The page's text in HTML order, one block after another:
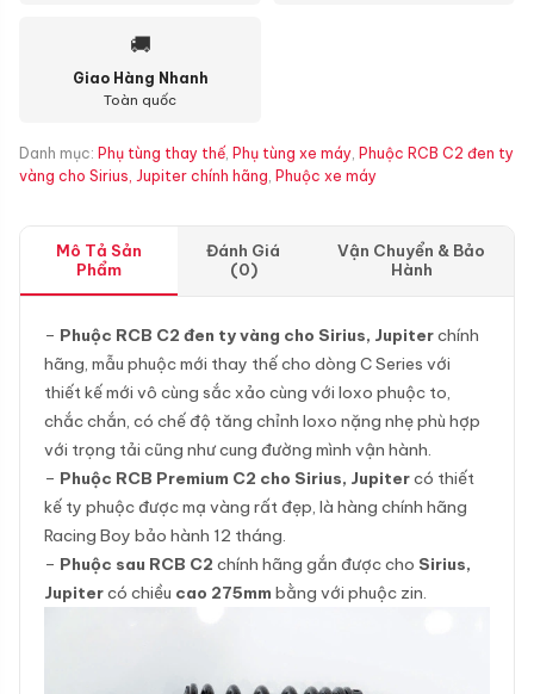
🚚
Giao Hàng Nhanh
Toàn quốc
Danh mục: Phụ tùng thay thế, Phụ tùng xe máy, Phuộc RCB C2 đen ty
vàng cho Sirius, Jupiter chính hãng, Phuộc xe máy
Mô Tả Sản
Phẩm
Đánh Giá
(0)
Vận Chuyển & Bảo
Hành
– Phuộc RCB C2 đen ty vàng cho Sirius, Jupiterchính
hãng, mẫu phuộc mới thay thế cho dòng C Series với
thiết kế mới vô cùng sắc xảo cùng với loxo phuộc to,
chắc chắn, có chế độ tăng chỉnh loxo nặng nhẹ phù hợp
với trọng tải cũng như cung đường mình vận hành.
– Phuộc RCB Premium C2 cho Sirius, Jupitercó thiết
kế ty phuộc được mạ vàng rất đẹp, là hàng chính hãng
Racing Boy bảo hành 12 tháng.
– Phuộc sau RCB C2 chính hãng gắn được cho Sirius,
Jupitercó chiều cao 275mm bằng với phuộc zin.